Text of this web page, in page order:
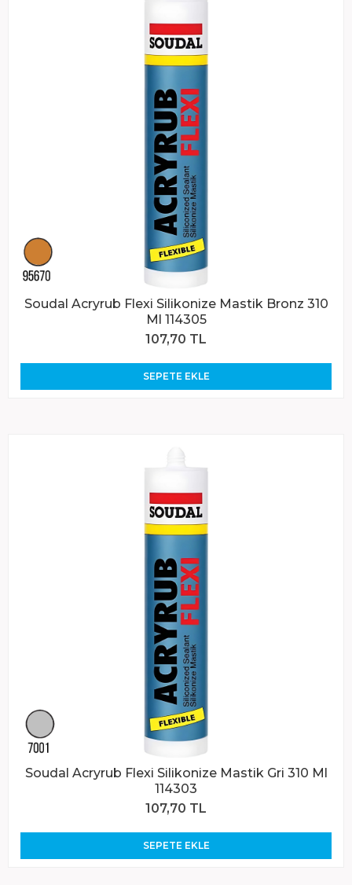
Soudal Acryrub Flexi Silikonize Mastik Bronz 310
Ml 114305
107,70 TL
SEPETE EKLE
Soudal Acryrub Flexi Silikonize Mastik Gri 310 Ml
114303
107,70 TL
SEPETE EKLE